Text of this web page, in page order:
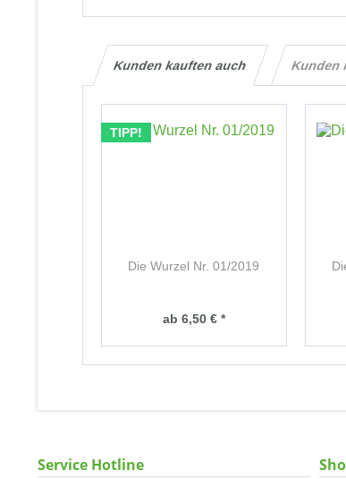
Kunden kauften auch Kunden
TIPP!
Die Wurzel Nr. 01/2019
ab 6,50 € *
Service Hotline